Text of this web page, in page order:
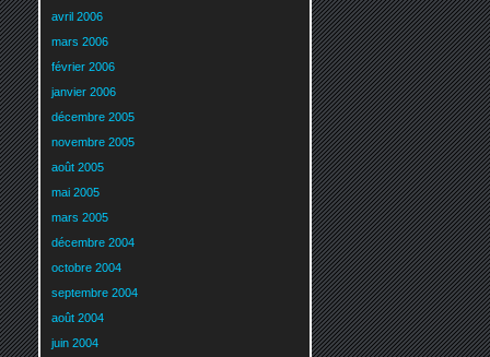
avril 2006
mars 2006
février 2006
janvier 2006
décembre 2005
novembre 2005
août 2005
mai 2005
mars 2005
décembre 2004
octobre 2004
septembre 2004
août 2004
juin 2004